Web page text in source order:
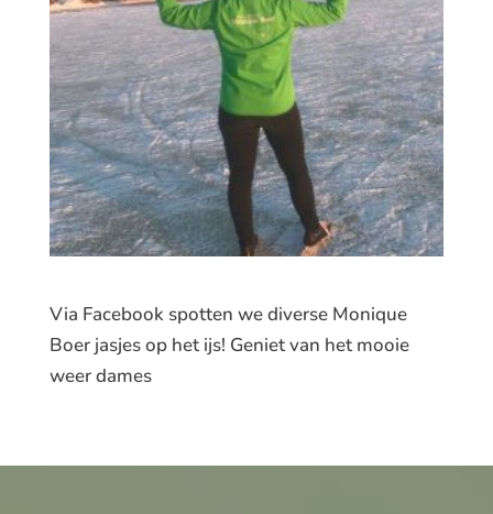
Via Facebook spotten we diverse Monique
Boer jasjes op het ijs! Geniet van het mooie
weer dames